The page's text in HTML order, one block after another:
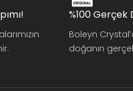
%100
Boleyn
doğanın